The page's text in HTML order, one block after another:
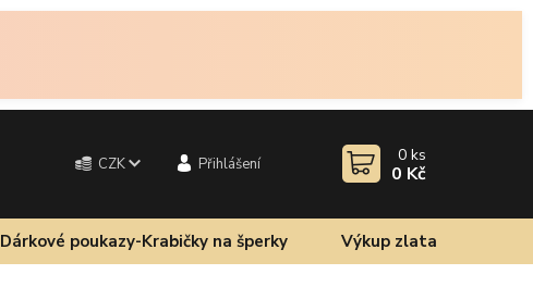
CZK Přihlášení 0 ks
0 Kč
Dárkové poukazy-Krabičky na šperky Výkup zlata